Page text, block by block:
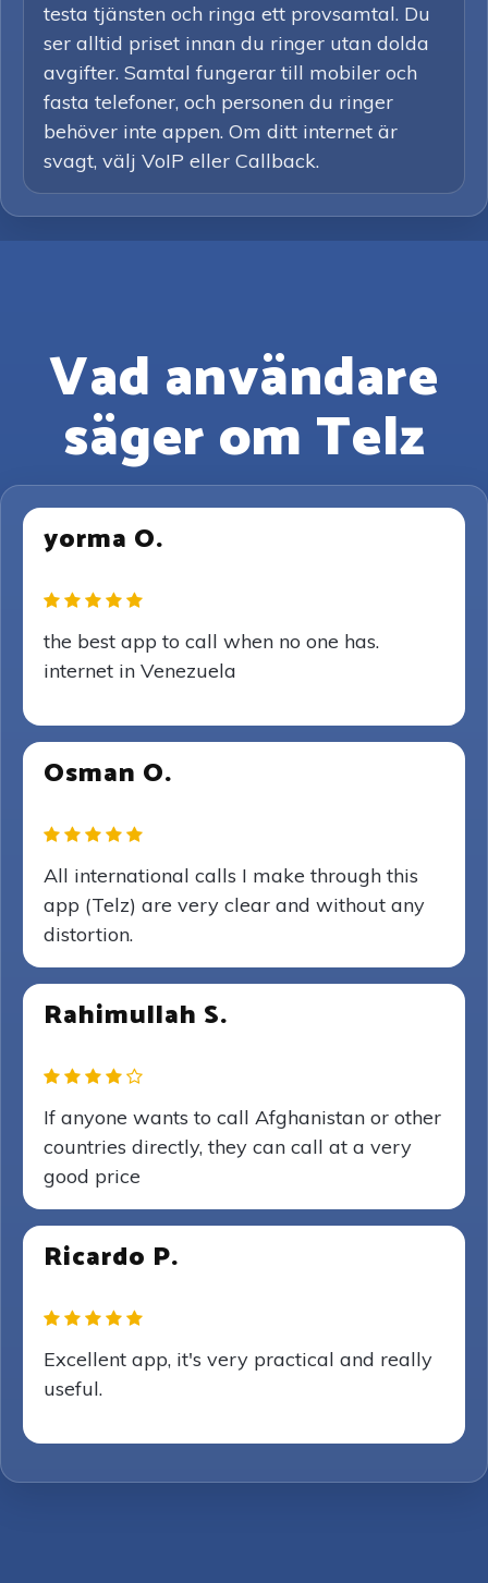
testa tjänsten och ringa ett provsamtal. Du
ser alltid priset innan du ringer utan dolda
avgifter. Samtal fungerar till mobiler och
fasta telefoner, och personen du ringer
behöver inte appen. Om ditt internet är
svagt, välj VoIP eller Callback.
Vad användare
säger om Telz
yorma O.
the best app to call when no one has.
internet in Venezuela
Osman O.
All international calls I make through this
app (Telz) are very clear and without any
distortion.
Rahimullah S.
If anyone wants to call Afghanistan or other
countries directly, they can call at a very
good price
Ricardo P.
Excellent app, it's very practical and really
useful.